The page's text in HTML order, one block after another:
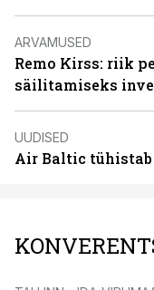
ARVAMUSED
Remo Kirss: riik
säilitamiseks
UUDISED
Air Baltic